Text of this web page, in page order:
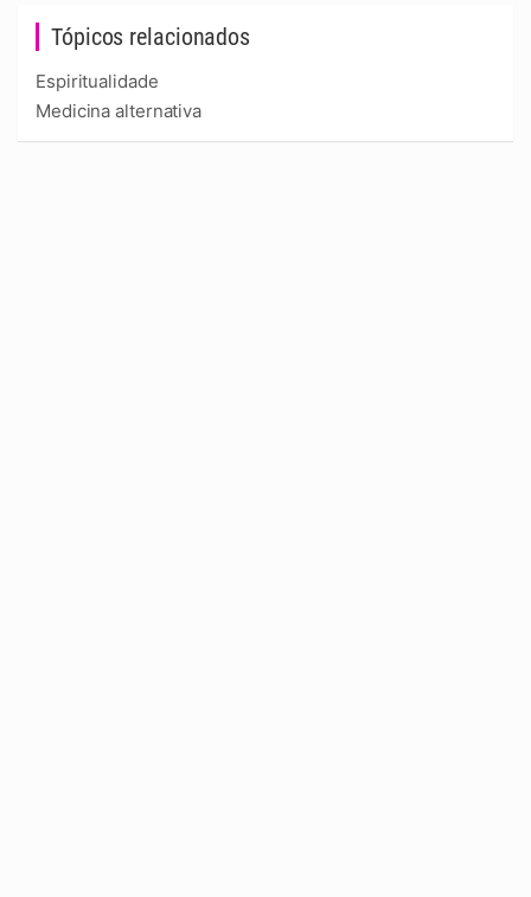
Tópicos relacionados
Espiritualidade
Medicina alternativa